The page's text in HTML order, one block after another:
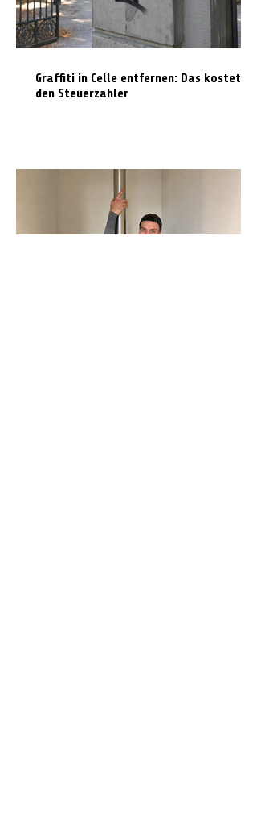
Graffiti in Celle entfernen: Das kostet es
den Steuerzahler